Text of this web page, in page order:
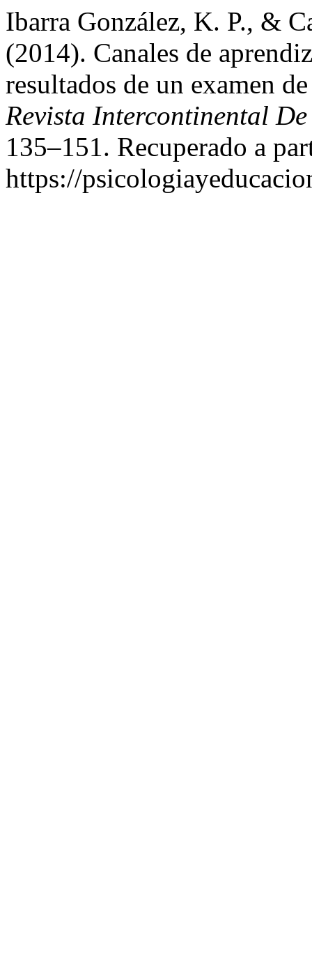
Ibarra González, K. P., &
(2014). Canales de
resultados de un examen
Revista Intercontinental
135–151. Recuperado a
https://